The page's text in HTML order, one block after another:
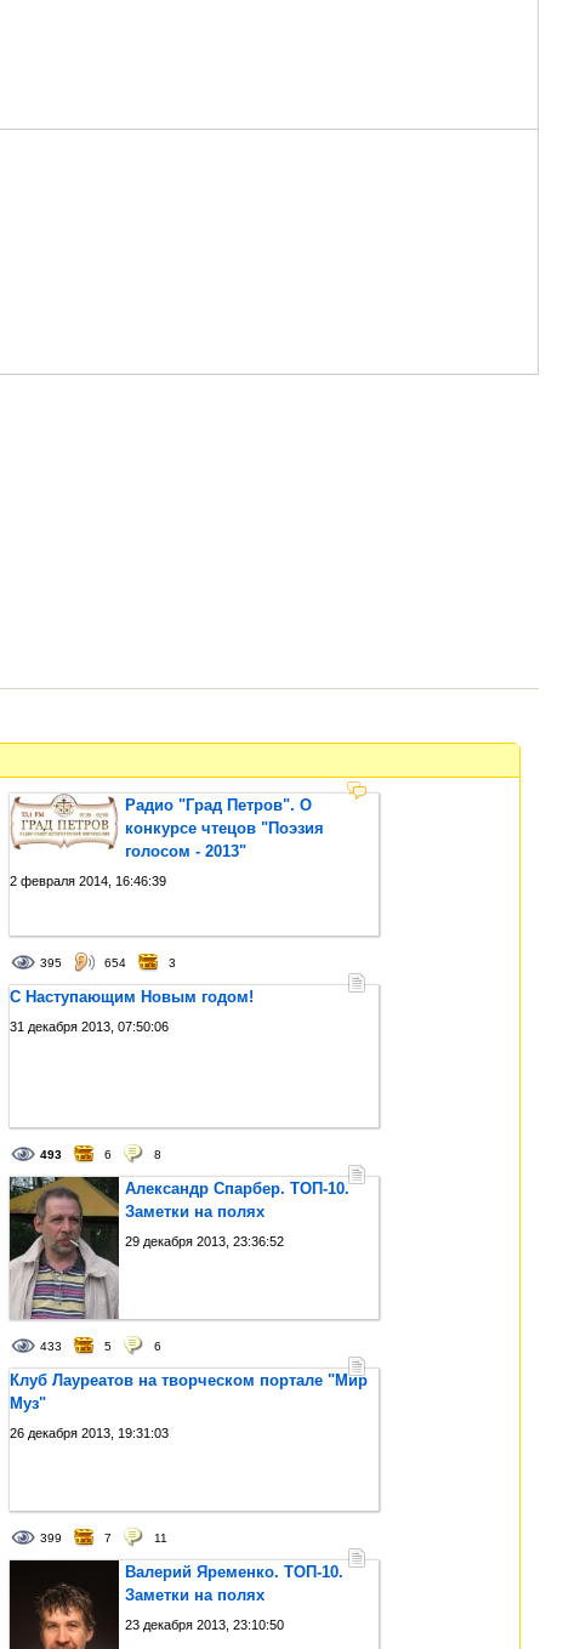
Радио "Град Петров". О
конкурсе чтецов "Поэзия
голосом - 2013"
2 февраля 2014, 16:46:39
395 654 3
С Наступающим Новым годом!
31 декабря 2013, 07:50:06
493 6 8
Александр Спарбер. ТОП-10.
Заметки на полях
29 декабря 2013, 23:36:52
433 5 6
Клуб Лауреатов на творческом портале "Мир
Муз"
26 декабря 2013, 19:31:03
399 7 11
Валерий Яременко. ТОП-10.
Заметки на полях
23 декабря 2013, 23:10:50